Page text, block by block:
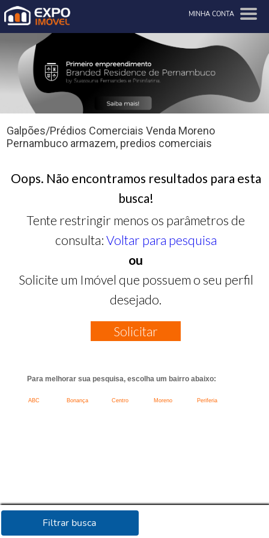
MINHA CONTA
Filtrar busca
Galpões/Prédios Comerciais Venda Moreno
Pernambuco armazem, predios comerciais
Oops. Não encontramos resultados para esta
busca!
Tente restringir menos os parâmetros de
consulta: Voltar para pesquisa
ou
Solicite um Imóvel que possuem o seu perfil
desejado.
Solicitar
Para melhorar sua pesquisa, escolha um bairro abaixo:
ABC Bonança Centro Moreno Periferia